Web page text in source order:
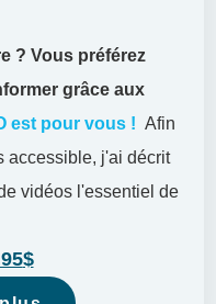
?Vous préférez
grâce aux
est pour vous ! Afin
accessible, j'ai décrit
vidéos l'essentiel de
$